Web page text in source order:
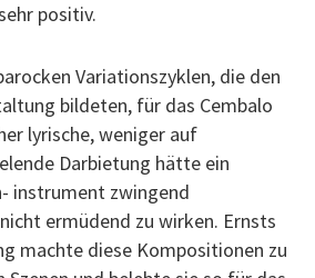
positiv.
Variationszyklen, die den
bildeten, für das Cembalo
lyrische, weniger auf
Darbietung hätte ein
instrument zwingend
ermüdend zu wirken. Ernsts
machte diese Kompositionen zu